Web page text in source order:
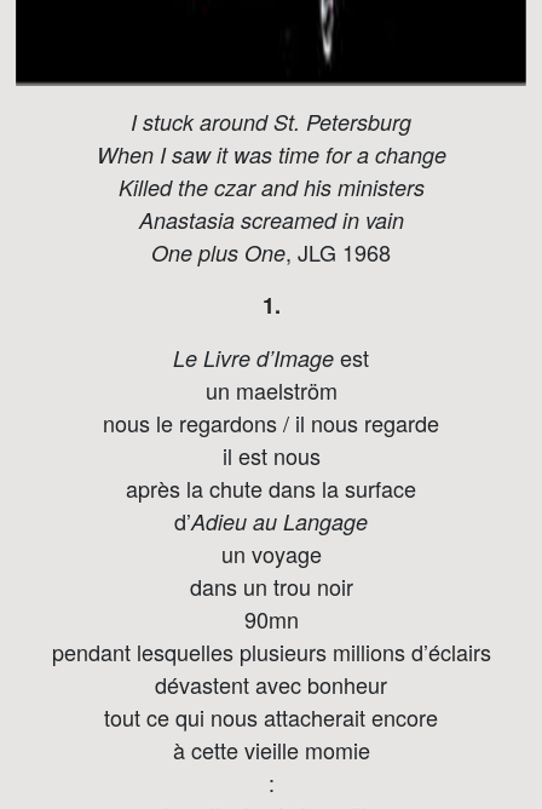
I stuck around St. Petersburg
When I saw it was time for a change
Killed the czar and his ministers
Anastasia screamed in vain
One plus One, JLG 1968
1.
Le Livre d’Image est
un maelström
nous le regardons / il nous regarde
il est nous
après la chute dans la surface
d’Adieu au Langage
un voyage
dans un trou noir
90mn
pendant lesquelles plusieurs millions d’éclairs
dévastent avec bonheur
tout ce qui nous attacherait encore
à cette vieille momie
: